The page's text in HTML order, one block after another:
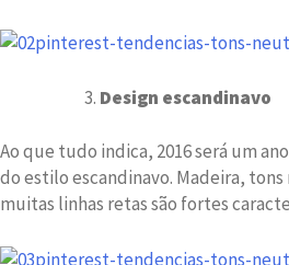
Design escandinavo
Ao que tudo indica, 2016 será um
do estilo escandinavo. Madeira,
muitas linhas retas são fortes